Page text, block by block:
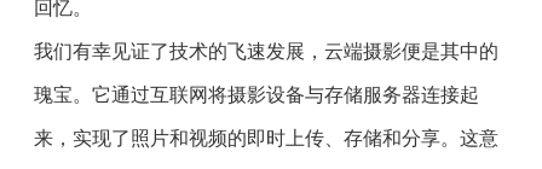
回忆。
我们有幸见证了技术的飞速发展，云端摄影便是其中的
瑰宝。它通过互联网将摄影设备与存储服务器连接起
来，实现了照片和视频的即时上传、存储和分享。这意